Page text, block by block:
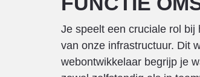
Je speelt een cruciale rol
van onze infrastructuur. Dit
webontwikkelaar begrijp je